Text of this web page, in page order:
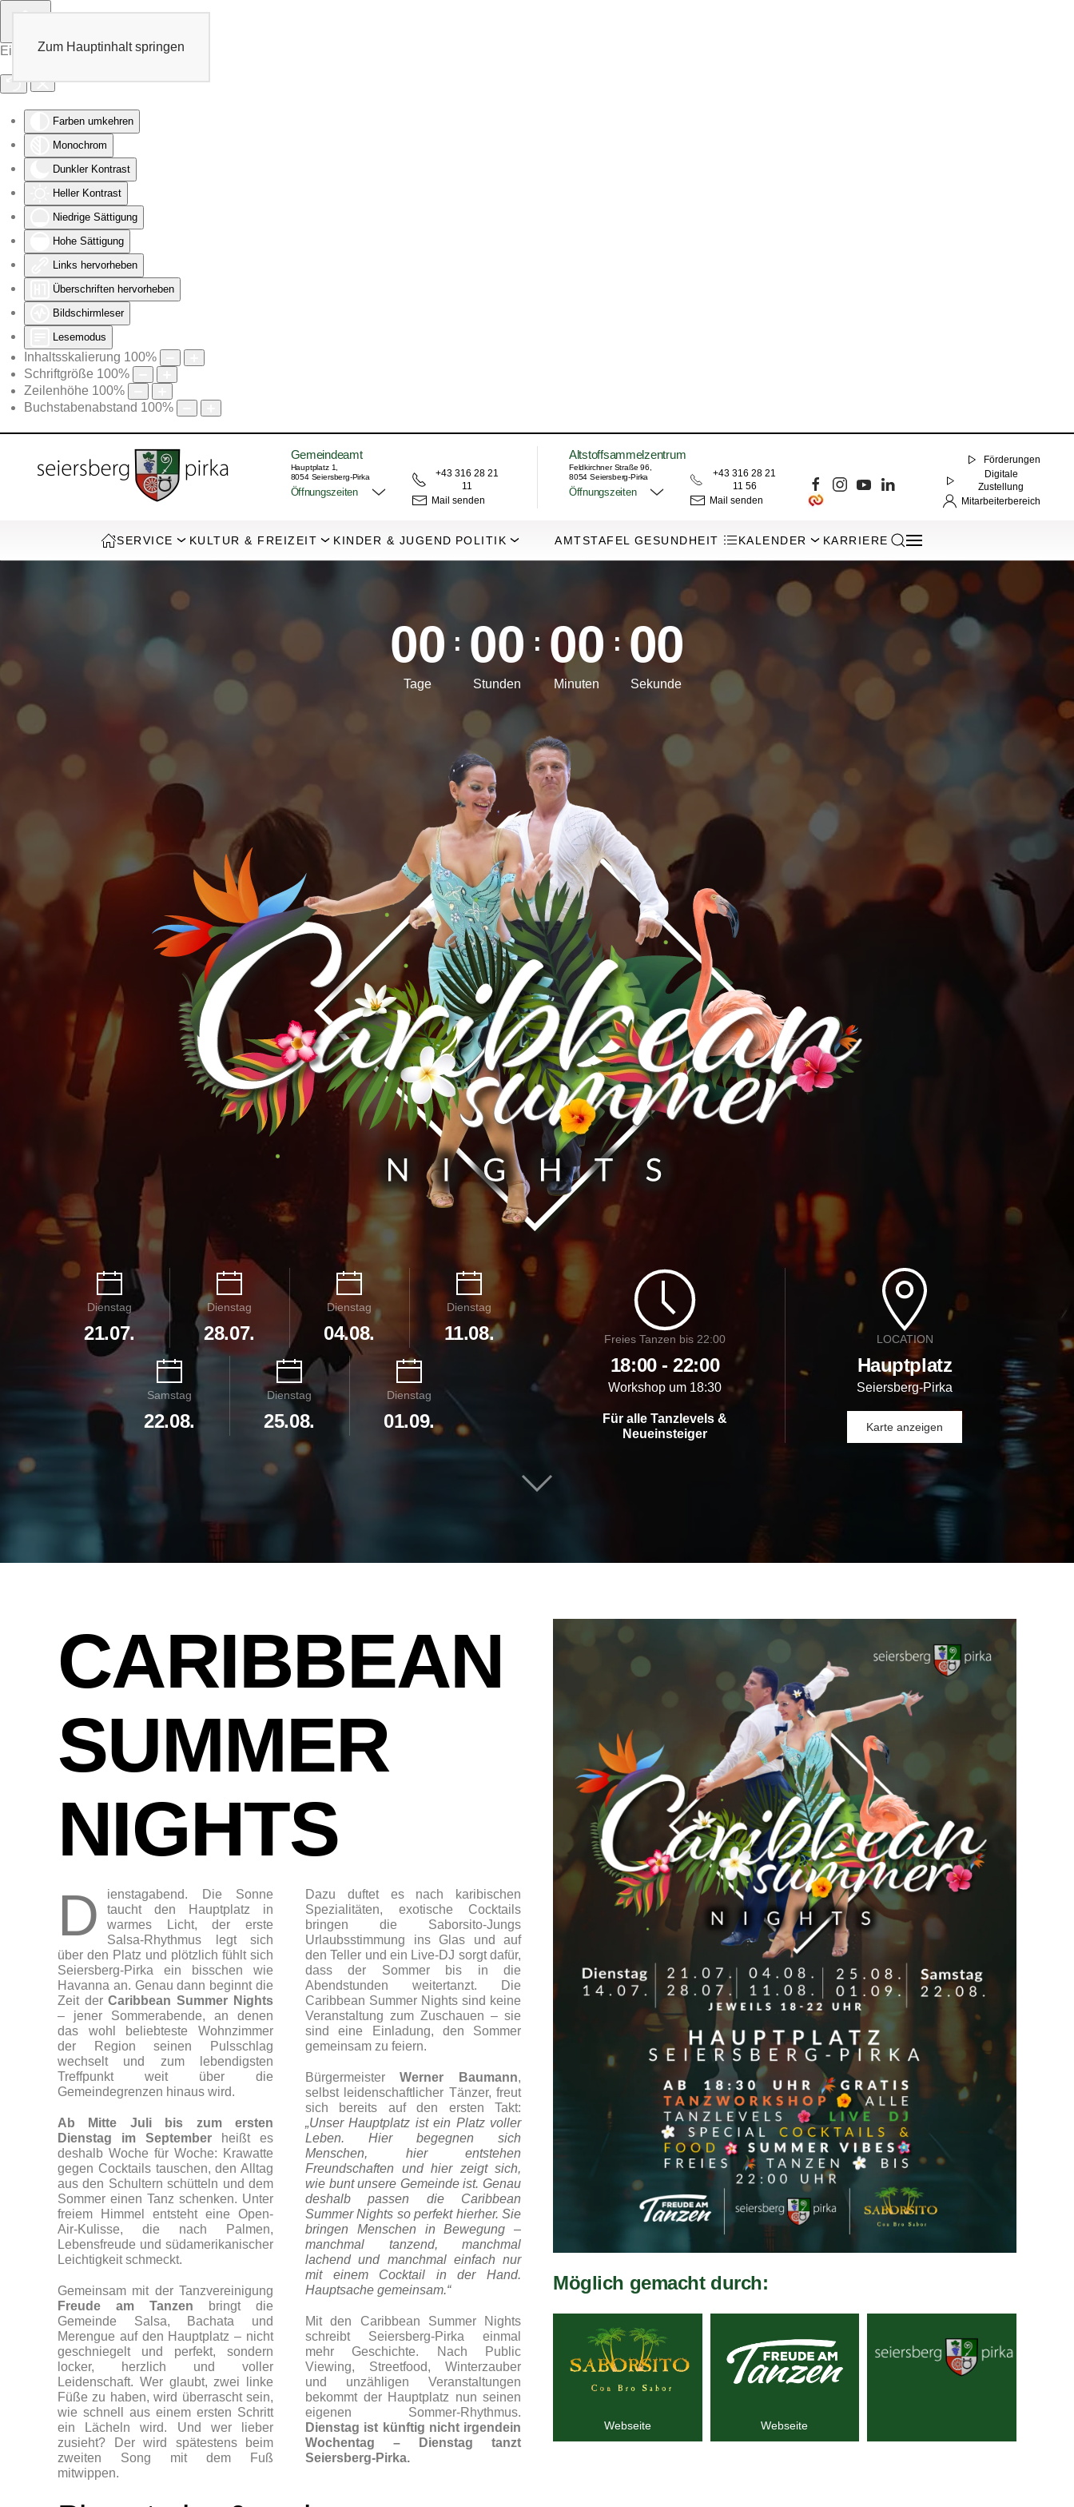
Eingabehilfen öffnen
Farben umkehren
Monochrom
Dunkler Kontrast
Heller Kontrast
Niedrige Sättigung
Hohe Sättigung
Links hervorheben
Überschriften hervorheben
Bildschirmleser
Lesemodus
Inhaltsskalierung 100%
Schriftgröße 100%
Zeilenhöhe 100%
Buchstabenabstand 100%
Zum Hauptinhalt springen
Gemeindeamt
Hauptplatz 1,
8054 Seiersberg-Pirka
Öffnungszeiten
+43 316 28 21
11
Mail senden
Altstoffsammelzentrum
Feldkirchner Straße 96,
8054 Seiersberg-Pirka
Öffnungszeiten
+43 316 28 21
11 56
Mail senden
Förderungen
Digitale
Zustellung
Mitarbeiterbereich
SERVICE KULTUR & FREIZEIT KINDER & JUGEND POLITIK AMTSTAFEL GESUNDHEIT KALENDER KARRIERE
00
Tage
: 00
Stunden
: 00
Minuten
: 00
Sekunde
Dienstag
21.07.
Dienstag
28.07.
Dienstag
04.08.
Dienstag
11.08.
Samstag
22.08.
Dienstag
25.08.
Dienstag
01.09.
Freies Tanzen bis 22:00
18:00 - 22:00
Workshop um 18:30
Für alle Tanzlevels &
Neueinsteiger
LOCATION
Hauptplatz
Seiersberg-Pirka
Karte anzeigen
CARIBBEAN
SUMMER
NIGHTS
D
ienstagabend. Die Sonne
taucht den Hauptplatz in
warmes Licht, der erste
Salsa-Rhythmus legt sich
über den Platz und plötzlich fühlt sich
Seiersberg-Pirka ein bisschen wie
Havanna an. Genau dann beginnt die
Zeit der Caribbean Summer Nights
– jener Sommerabende, an denen
das wohl beliebteste Wohnzimmer
der Region seinen Pulsschlag
wechselt und zum lebendigsten
Treffpunkt weit über die
Gemeindegrenzen hinaus wird.
Ab Mitte Juli bis zum ersten
Dienstag im September heißt es
deshalb Woche für Woche: Krawatte
gegen Cocktails tauschen, den Alltag
aus den Schultern schütteln und dem
Sommer einen Tanz schenken. Unter
freiem Himmel entsteht eine Open-
Air-Kulisse, die nach Palmen,
Lebensfreude und südamerikanischer
Leichtigkeit schmeckt.
Gemeinsam mit der Tanzvereinigung
Freude am Tanzen bringt die
Gemeinde Salsa, Bachata und
Merengue auf den Hauptplatz – nicht
geschniegelt und perfekt, sondern
locker, herzlich und voller
Leidenschaft. Wer glaubt, zwei linke
Füße zu haben, wird überrascht sein,
wie schnell aus einem ersten Schritt
ein Lächeln wird. Und wer lieber
zusieht? Der wird spätestens beim
zweiten Song mit dem Fuß
mitwippen.
Dazu duftet es nach karibischen
Spezialitäten, exotische Cocktails
bringen die Saborsito-Jungs
Urlaubsstimmung ins Glas und auf
den Teller und ein Live-DJ sorgt dafür,
dass der Sommer bis in die
Abendstunden weitertanzt. Die
Caribbean Summer Nights sind keine
Veranstaltung zum Zuschauen – sie
sind eine Einladung, den Sommer
gemeinsam zu feiern.
Bürgermeister Werner Baumann,
selbst leidenschaftlicher Tänzer, freut
sich bereits auf den ersten Takt:
„Unser Hauptplatz ist ein Platz voller
Leben. Hier begegnen sich
Menschen, hier entstehen
Freundschaften und hier zeigt sich,
wie bunt unsere Gemeinde ist. Genau
deshalb passen die Caribbean
Summer Nights so perfekt hierher. Sie
bringen Menschen in Bewegung –
manchmal tanzend, manchmal
lachend und manchmal einfach nur
mit einem Cocktail in der Hand.
Hauptsache gemeinsam.“
Mit den Caribbean Summer Nights
schreibt Seiersberg-Pirka einmal
mehr Geschichte. Nach Public
Viewing, Streetfood, Winterzauber
und unzähligen Veranstaltungen
bekommt der Hauptplatz nun seinen
eigenen Sommer-Rhythmus.
Dienstag ist künftig nicht irgendein
Wochentag – Dienstag tanzt
Seiersberg-Pirka.
Möglich gemacht durch:
Webseite Webseite